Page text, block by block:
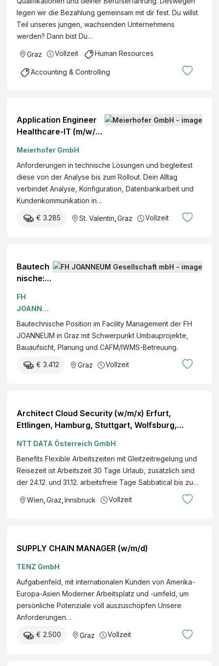
legen wir die Bezahlung gemeinsam mit dir fest. Du willst
Teil unseres jungen, wachsenden Unternehmens
werden? Dann bist Du…
Graz Vollzeit Human Resources
Accounting & Controlling
Application Engineer
Healthcare-IT (m/w/d)
Vollzeit Festanstellung
Meierhofer GmbH
Anforderungen in technische Lösungen und begleitest
diese von der Analyse bis zum Rollout. Dein Alltag
verbindet Analyse, Konfiguration, Datenbankarbeit und
Kundenkommunikation in…
€ 3.285 St. Valentin Graz Vollzeit
Bautech
nische:r
er:in
FH
JOANNEU
M
Gesellsch
aft mbH
Bautechnische Position im Facility Management der FH
JOANNEUM in Graz mit Schwerpunkt Umbauprojekte,
Bauaufsicht, Planung und CAFM/IWMS-Betreuung.
€ 3.412 Graz Vollzeit
Architect Cloud Security (w/m/x) Erfurt,
Ettlingen, Hamburg, Stuttgart, Wolfsburg,
Frankfurt a. M., Köln, München, Berlin,
Rosenheim, Wien, Graz, Innsbruck,
österreichweit Cyber Security
NTT DATA Österreich GmbH
Benefits Flexible Arbeitszeiten mit Gleitzeitregelung und
Reisezeit ist Arbeitszeit 30 Tage Urlaub, zusätzlich sind
der 24.12. und 31.12. arbeitsfreie Tage Sabbatical bis zu…
Wien Graz Innsbruck Vollzeit
SUPPLY CHAIN MANAGER (w/m/d)
TENZ GmbH
Aufgabenfeld, mit internationalen Kunden von Amerika-
Europa-Asien Moderner Arbeitsplatz und -umfeld, um
persönliche Potenziale voll auszuschöpfen Unsere
Anforderungen…
€ 2.500 Graz Vollzeit